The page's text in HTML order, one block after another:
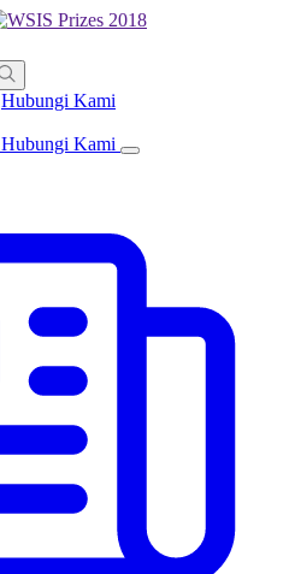
Hubungi Kami
Hubungi Kami